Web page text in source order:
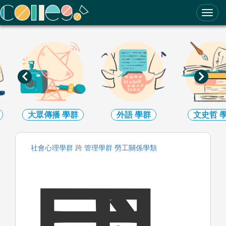
ColleGo! 大學選才與高中育才輔助系統
大眾傳播 學群 外語學群 文史哲
社會心理學群 跨 管理學群 勞工關係學類